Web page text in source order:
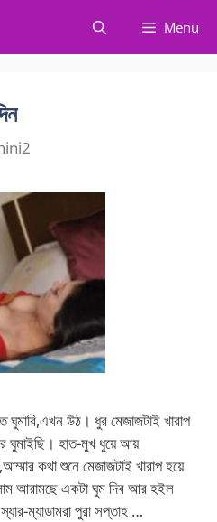
Menu
উঠ। ধুর মেজাজটাই খারাপ
ঘুমাইছি। হাত-মুখ ধুয়ে আয়
কথা শুনে মেজাজটাই খারাপ হয়ে
আরামছে একটা ঘুম দিব আর হইল
ম্যাডামরা পুরা সপ্তাহ …